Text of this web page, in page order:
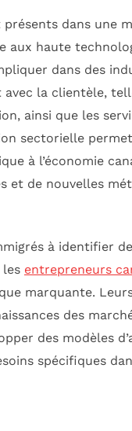
dans une
aux haute
dans des
la clientèle,
ainsi que les
sectorielle permet
à l’économie
et de nouvelles
à identifier
les entrepreneurs
marquante.
des
des modèles
spécifiques